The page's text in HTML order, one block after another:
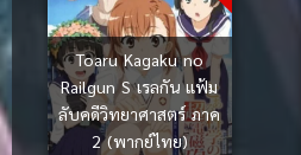
Toaru Kagaku no
Railgun S เรลกัน แฟ้ม
ลับคดีวิทยาศาสตร์ ภาค
2 (พากย์ไทย)